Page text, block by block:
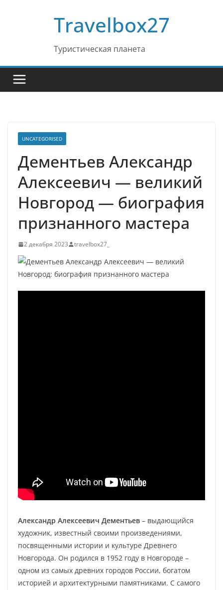
Travelbox27
Туристическая планета
UNCATEGORISED
Дементьев Александр
Алексеевич — великий
Новгород — биография
признанного мастера
2 декабря 2023 travelbox27_
Александр Алексеевич Дементьев – выдающийся
художник, известный своими произведениями,
посвященными истории и культуре Древнего
Новгорода. Он родился в 1952 году в Новгороде –
одном из самых древних городов России, богатом
историей и архитектурными памятниками. С самого